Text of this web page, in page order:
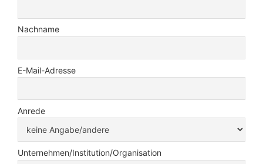
Nachname
E-Mail-Adresse
Anrede
Unternehmen/Institution/Organisation